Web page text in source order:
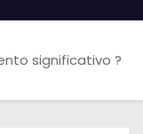
significativo ?